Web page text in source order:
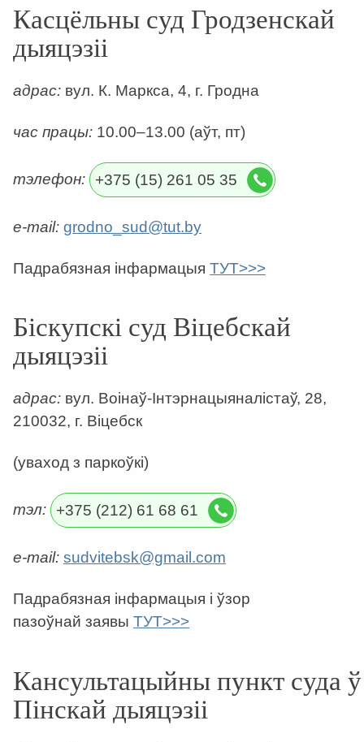
Касцёльны суд Гродзенскай
дыяцэзіі
адрас: вул. К. Маркса, 4, г. Гродна
час працы: 10.00–13.00 (аўт, пт)
тэлефон: +375 (15) 261 05 35
е-mail: grodno_sud@tut.by
Падрабязная інфармацыя ТУТ>>>
Біскупскі суд Віцебскай
дыяцэзіі
адрас: вул. Воінаў-Інтэрнацыяналістаў, 28,
210032, г. Віцебск
(уваход з паркоўкі)
тэл: +375 (212) 61 68 61
e-mail: sudvitebsk@gmail.com
Падрабязная інфармацыя і ўзор
пазоўнай заявы ТУТ>>>
Кансультацыйны пункт суда ў
Пінскай дыяцэзіі